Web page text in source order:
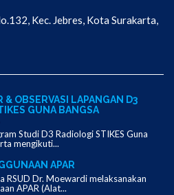
Kec. Jebres, Kota Surakarta,
& OBSERVASI LAPANGAN D3
GUNA BANGSA
Studi D3 Radiologi STIKES Guna
mengikuti...
APAR
RSUD Dr. Moewardi melaksanakan
APAR (Alat...